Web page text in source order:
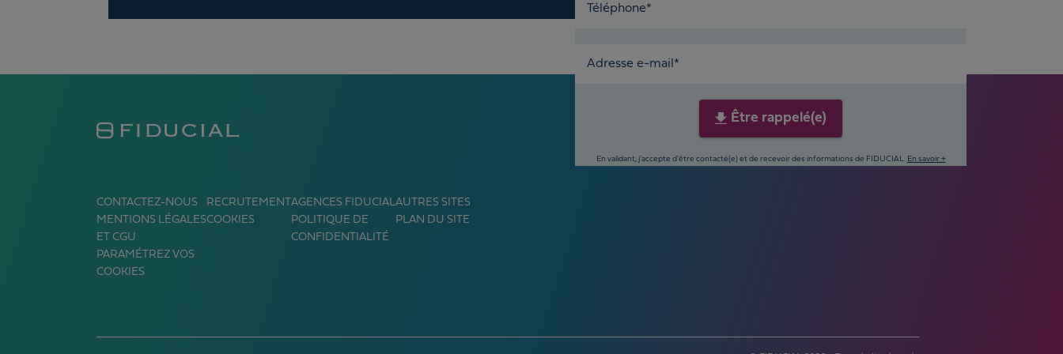
CONTACTEZ-NOUS RECRUTEMENT AGENCES FIDUCIALAUTRES SITES
MENTIONS LÉGALES
ET CGU
COOKIES
POLITIQUE DE
CONFIDENTIALITÉ
PLAN DU SITE
PARAMÉTREZ VOS
COOKIES
Téléphone*
Adresse e-mail*
Être rappelé(e)
En validant, j'accepte d'être contacté(e) et de recevoir des informations de FIDUCIAL. En savoir +